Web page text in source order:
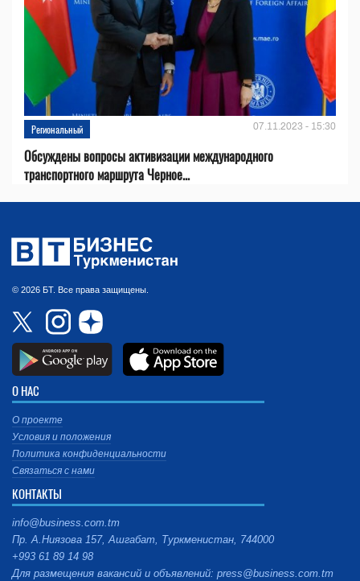
Региональный 07.11.2023 - 15:30
Обсуждены вопросы активизации международного
транспортного маршрута Черное...
© 2026 БТ. Все права защищены.
О НАС
О проекте
Условия и положения
Политика конфиденциальности
Связаться с нами
КОНТАКТЫ
info@business.com.tm
Пр. А.Ниязова 157, Ашгабат, Туркменистан, 744000
+993 61 89 14 98
Для размещения вакансий и объявлений: press@business.com.tm